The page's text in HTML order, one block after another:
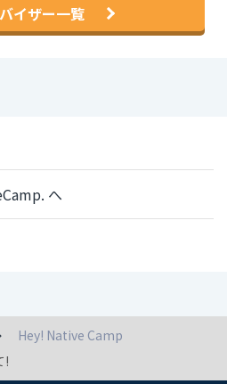
イザー一覧
へ
Hey! Native Camp
!